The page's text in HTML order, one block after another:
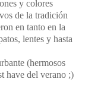
y colores
de la tradición
en tanto en la
lentes y hasta
(hermosos
have del verano ;)